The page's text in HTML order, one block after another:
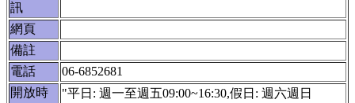
訊
網頁
備註
電話
06-6852681
開放時
"平日: 週一至週五09:00~16:30,假日: 週六週日